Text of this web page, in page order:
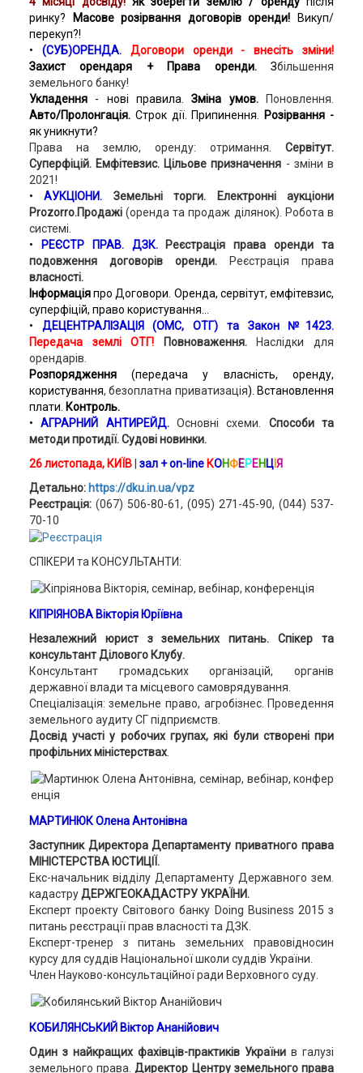
ринку? Масове розірвання договорів оренди! Викуп/
перекуп?!
•
(СУБ)ОРЕНДА. Договори оренди - внесіть зміни!
Захист орендаря + Права оренди.Збільшення
земельного банку!
Укладення- нові правила.Зміна умов.
Поновлення.
Авто/Пролонгація. Строк дії. Припинення.
Розірвання -
як уникнути?
Права на землю, оренду: отримання.Сервітут.
Суперфіцій. Емфітевзис. Цільове призначення - зміни в
2021!
• АУКЦІОНИ. Земельні торги. Електронні аукціони
Prozorro.Продажі(оренда та продаж ділянок). Робота в
системі.
•
РЕЄСТР ПРАВ. ДЗК.
Реєстрація права оренди та
подовження договорів оренди.Реєстрація права
власності.
Інформаціяпро Договори. Оренда, сервітут, емфітевзис,
суперфіцій, право користування...
• ДЕЦЕНТРАЛІЗАЦІЯ (ОМС, ОТГ) та Закон №1423.
Передача землі ОТГ!
Повноваження.Наслідки для
орендарів.
Розпорядження(передача у власність, оренду,
користування, безоплатна приватизація). Встановлення
плати. Контроль.
• АГРАРНИЙ АНТИРЕЙД. Основні схеми. Способи та
методи протидії. Судові новинки.
26 листопада, КИЇВ зал + on-line КОНФЕРЕН ЦІЯ
Детально: https://dku.in.ua/vpz
Реєстрація: (067) 506-80-61, (095) 271-45-90, (044) 537-
70-10
СПІКЕРИ та КОНСУЛЬТАНТИ:
КІПРІЯНОВА Вікторія Юріївна
Незалежний юрист з земельних питань. Спікер та
консультант Ділового Клубу.
Консультант громадських організацій, органів
державної влади та місцевого самоврядування.
Спеціалізація: земельне право, агробізнес. Проведення
земельного аудиту СГ підприємств.
Досвід участі у робочих групах, які були створені при
профільних міністерствах.
МАРТИНЮК Олена Антонівна
Заступник Директора Департаменту приватного права
МІНІСТЕРСТВА ЮСТИЦІЇ.
Екс-начальник відділу Департаменту Державного зем.
кадаструДЕРЖГЕОКАДАСТРУ УКРАЇНИ.
Експерт проекту Світового банку Doing Business 2015 з
питань реєстрації прав власності та ДЗК.
Експерт-тренер з питань земельних правовідносин
курсу для суддів Національної школи суддів України.
Член Науково-консультаційної ради Верховного суду.
КОБИЛЯНСЬКИЙ Віктор Ананійович
Один з найкращих фахівців-практиків Українив галузі
земельного права. Директор Центру земельного права